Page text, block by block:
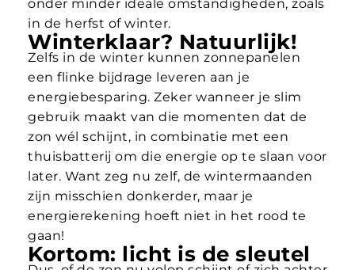
onder minder ideale omstandigheden, zoals
in de herfst of winter.
Winterklaar? Natuurlijk!
Zelfs in de winter kunnen zonnepanelen
een flinke bijdrage leveren aan je
energiebesparing. Zeker wanneer je slim
gebruik maakt van die momenten dat de
zon wél schijnt, in combinatie met een
thuisbatterij om die energie op te slaan voor
later. Want zeg nu zelf, de wintermaanden
zijn misschien donkerder, maar je
energierekening hoeft niet in het rood te
gaan!
Kortom: licht is de sleutel